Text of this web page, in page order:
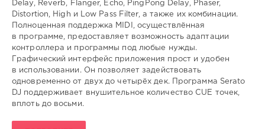
Delay, Reverb, Flanger, Echo, PingPong Delay, Phaser,
Distortion, High и Low Pass Filter, а также их комбинации.
Полноценная поддержка MIDI, осуществлённая
в программе, предоставляет возможность адаптации
контроллера и программы под любые нужды.
Графический интерфейс приложения прост и удобен
в использовании. Он позволяет задействовать
одновременно от двух до четырёх дек. Программа Serato
DJ поддерживает внушительное количество CUE точек,
вплоть до восьми.